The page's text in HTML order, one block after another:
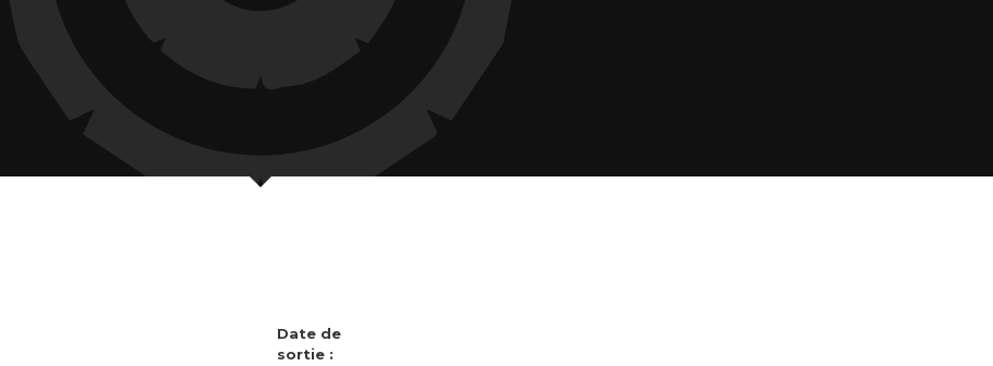
Date de
sortie :